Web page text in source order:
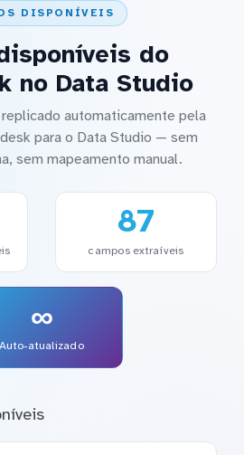
DISPONÍVEIS
do
no Data Studio
automaticamente pela
para o Data Studio — sem
sem mapeamento manual.
87
campos extraíveis
∞
Auto-atualizado